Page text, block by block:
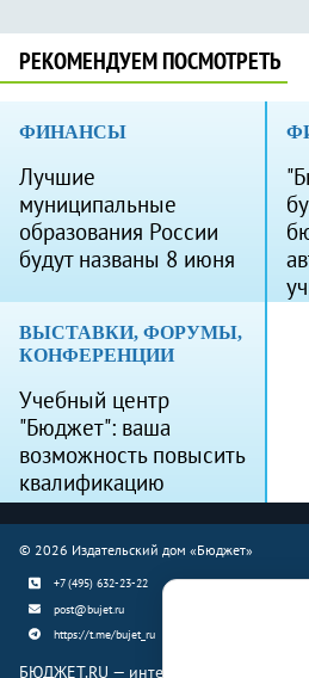
РЕКОМЕНДУЕМ ПОСМОТРЕТЬ
ФИНАНСЫ
Лучшие
муниципальные
образования России
будут названы 8 июня
ВЫСТАВКИ, ФОРУМЫ,
КОНФЕРЕНЦИИ
Учебный центр
"Бюджет": ваша
возможность повысить
квалификацию
© 2026 Издательский дом «Бюджет»
+7 (495) 632-23-22
post@bujet.ru
https://t.me/bujet_ru
БЮДЖЕТ.RU — интернет-издание о